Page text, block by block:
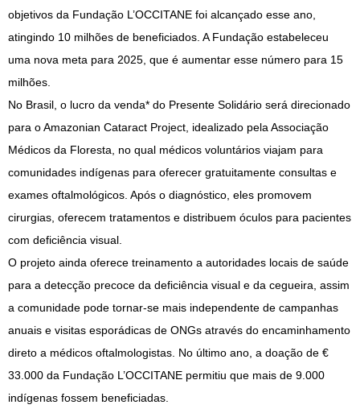
objetivos da Fundação L’OCCITANE foi alcançado esse ano,
atingindo 10 milhões de beneficiados. A Fundação estabeleceu
uma nova meta para 2025, que é aumentar esse número para 15
milhões.
No Brasil, o lucro da venda* do Presente Solidário será direcionado
para o Amazonian Cataract Project, idealizado pela Associação
Médicos da Floresta, no qual médicos voluntários viajam para
comunidades indígenas para oferecer gratuitamente consultas e
exames oftalmológicos. Após o diagnóstico, eles promovem
cirurgias, oferecem tratamentos e distribuem óculos para pacientes
com deficiência visual.
O projeto ainda oferece treinamento a autoridades locais de saúde
para a detecção precoce da deficiência visual e da cegueira, assim
a comunidade pode tornar-se mais independente de campanhas
anuais e visitas esporádicas de ONGs através do encaminhamento
direto a médicos oftalmologistas. No último ano, a doação de €
33.000 da Fundação L’OCCITANE permitiu que mais de 9.000
indígenas fossem beneficiadas.